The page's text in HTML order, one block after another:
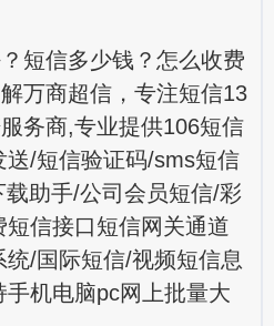
短信多少钱？怎么收费
万商超信，专注短信13
务商,专业提供106短信
/短信验证码/sms短信
助手/公司会员短信/彩
信接口短信网关通道
/国际短信/视频短信息
机电脑pc网上批量大